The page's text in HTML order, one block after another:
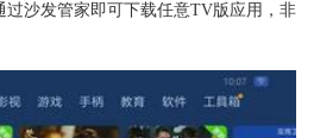
过沙发管家即可下载任意TV版应用，非